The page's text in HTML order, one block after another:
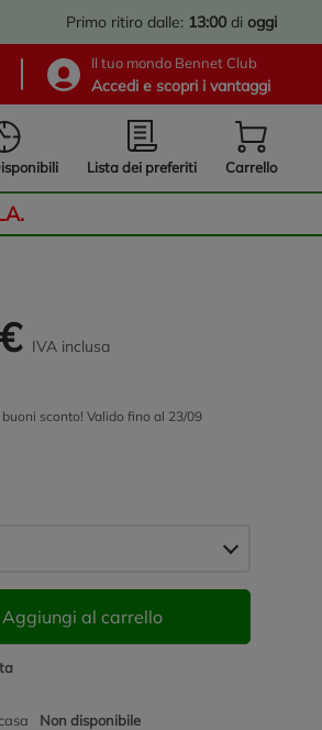
Primo ritiro dalle: 13:00 di oggi
Il tuo mondo Bennet Club
Accedi e scopri i vantaggi
Lista dei preferiti Carrello
IVA inclusa
sconto! Valido fino al 23/09
Aggiungi al carrello
Non disponibile